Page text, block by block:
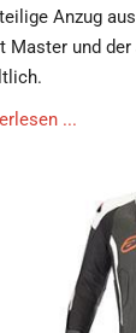
Anzug
Master und
...